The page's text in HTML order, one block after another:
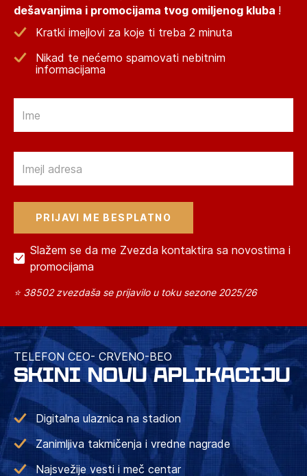
dešavanjima i promocijama tvog omiljenog kluba !
Kratki imejlovi za koje ti treba 2 minuta
Nikad te nećemo spamovati nebitnim
informacijama
Slažem se da me Zvezda kontaktira sa novostima i
promocijama
⭐ 38502 zvezdaša se prijavilo u toku sezone 2025/26
TELEFON CEO- CRVENO-BEO
SKINI NOVU APLIKACIJU
Digitalna ulaznica na stadion
Zanimljiva takmičenja i vredne nagrade
Najsvežije vesti i meč centar